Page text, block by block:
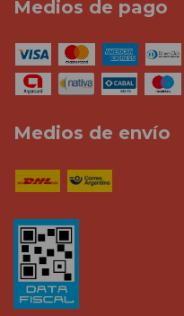
Medios de pago
Medios de envío